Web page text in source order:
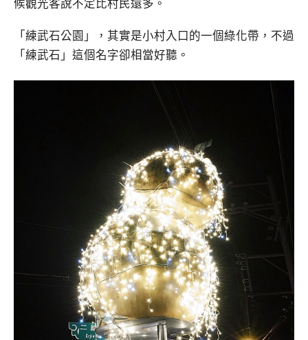
「練武石公園」，其實是小村入口的一個綠化帶，不過
「練武石」這個名字卻相當好聽。